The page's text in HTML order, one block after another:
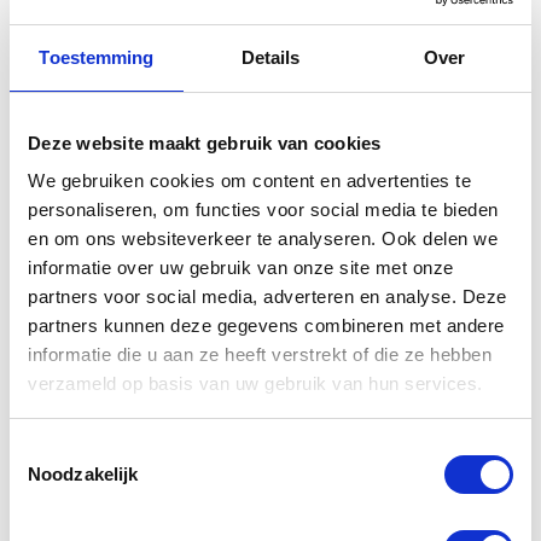
Toestemming Details Over
Deze website maakt gebruik van cookies
We gebruiken cookies om content en advertenties te
personaliseren, om functies voor social media te bieden
en om ons websiteverkeer te analyseren. Ook delen we
informatie over uw gebruik van onze site met onze
partners voor social media, adverteren en analyse. Deze
partners kunnen deze gegevens combineren met andere
informatie die u aan ze heeft verstrekt of die ze hebben
verzameld op basis van uw gebruik van hun services.
Noodzakelijk
Gerelateerde
producten
Yamaha
MotoGP
shirt
Yamaha
Zipped